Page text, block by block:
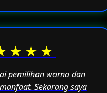
pemilihan warna dan
Sekarang saya